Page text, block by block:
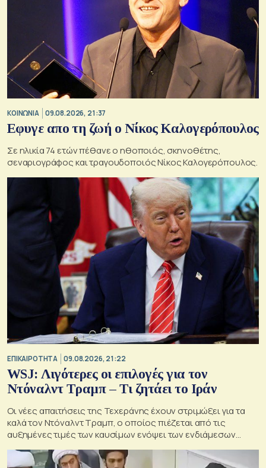
ΚΟΙΝΩΝΙΑ 09.08.2026, 21:37
Εφυγε απο τη ζωή ο Νίκος Καλογερόπουλος
Σε ηλικία 74 ετών πέθανε ο ηθοποιός, σκηνοθέτης,
σεναριογράφος και τραγουδοποιός Νίκος Καλογερόπουλος.
ΕΠΙΚΑΙΡΟΤΗΤΑ 09.08.2026, 21:22
WSJ: Λιγότερες οι επιλογές για τον
Ντόναλντ Τραμπ – Τι ζητάει το Ιράν
Οι νέες απαιτήσεις της Τεχεράνης έχουν στριμώξει για τα
καλά τον Ντόναλντ Τραμπ, ο οποίος πιέζεται από τις
αυξημένες τιμές των καυσίμων ενόψει των ενδιάμεσων
εκλογών του Νοεμβρίου στις ΗΠΑ